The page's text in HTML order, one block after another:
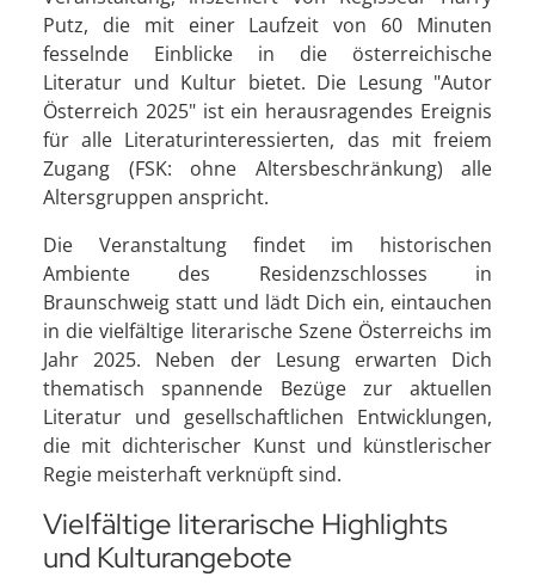
Putz, die mit einer Laufzeit von 60 Minuten
fesselnde Einblicke in die österreichische
Literatur und Kultur bietet. Die Lesung "Autor
Österreich 2025" ist ein herausragendes Ereignis
für alle Literaturinteressierten, das mit freiem
Zugang (FSK: ohne Altersbeschränkung) alle
Altersgruppen anspricht.
Die Veranstaltung findet im historischen
Ambiente des Residenzschlosses in
Braunschweig statt und lädt Dich ein, eintauchen
in die vielfältige literarische Szene Österreichs im
Jahr 2025. Neben der Lesung erwarten Dich
thematisch spannende Bezüge zur aktuellen
Literatur und gesellschaftlichen Entwicklungen,
die mit dichterischer Kunst und künstlerischer
Regie meisterhaft verknüpft sind.
Vielfältige literarische Highlights
und Kulturangebote